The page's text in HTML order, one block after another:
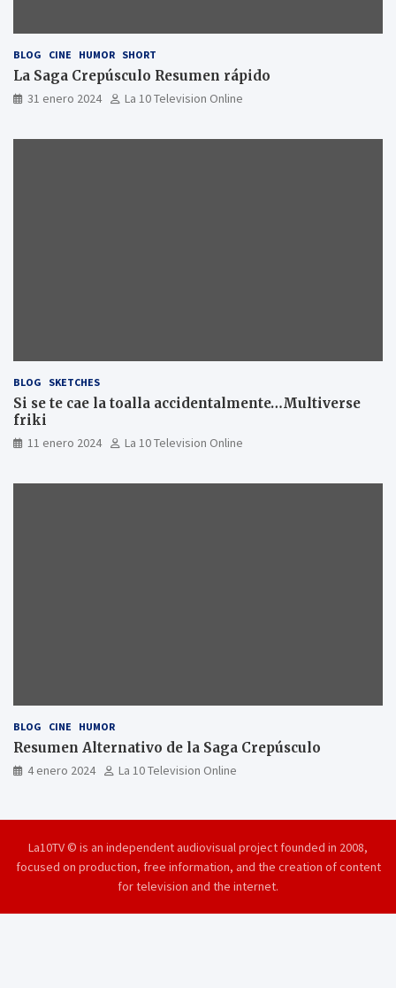
BLOG CINE HUMOR SHORT
La Saga Crepúsculo Resumen rápido
31 enero 2024 La 10 Television Online
BLOG SKETCHES
Si se te cae la toalla accidentalmente…Multiverse
friki
11 enero 2024 La 10 Television Online
BLOG CINE HUMOR
Resumen Alternativo de la Saga Crepúsculo
4 enero 2024 La 10 Television Online
La10TV © is an independent audiovisual project founded in 2008,
focused on production, free information, and the creation of content
for television and the internet.